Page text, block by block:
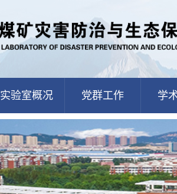
实验室概况 党群工作 学